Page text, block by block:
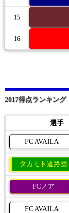
15
16
2017得点ランキング
選手
FC AVAILA
タカモト道路団
FCノア
FC AVAILA